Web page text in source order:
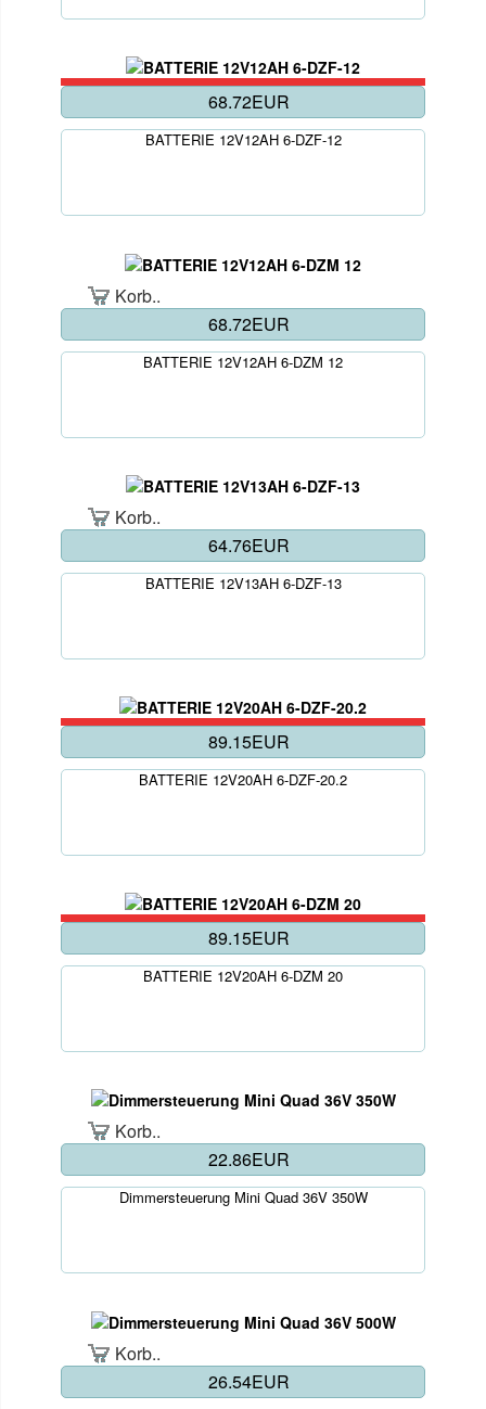
68.72EUR
BATTERIE 12V12AH 6-DZF-12
Korb..
68.72EUR
BATTERIE 12V12AH 6-DZM 12
Korb..
64.76EUR
BATTERIE 12V13AH 6-DZF-13
89.15EUR
BATTERIE 12V20AH 6-DZF-20.2
89.15EUR
BATTERIE 12V20AH 6-DZM 20
Korb..
22.86EUR
Dimmersteuerung Mini Quad 36V 350W
Korb..
26.54EUR